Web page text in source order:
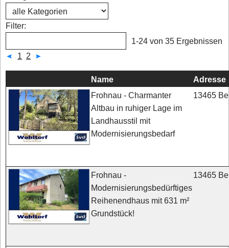
Filter:
1-24 von 35 Ergebnissen
1 2
Name
Adresse
Frohnau - Charmanter
Altbau in ruhiger Lage im
Landhausstil mit
Modernisierungsbedarf
13465
Frohnau -
Modernisierungsbedürftiges
Reihenendhaus mit 631 m²
Grundstück!
13465